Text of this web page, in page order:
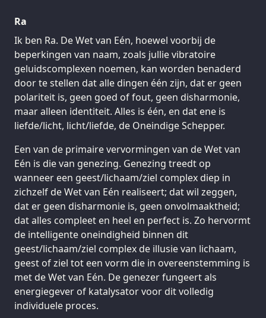
Ra
Ik ben Ra. De Wet van Eén, hoewel voorbij de
beperkingen van naam, zoals jullie vibratoire
geluidscomplexen noemen, kan worden benaderd
door te stellen dat alle dingen één zijn, dat er geen
polariteit is, geen goed of fout, geen disharmonie,
maar alleen identiteit. Alles is één, en dat ene is
liefde/licht, licht/liefde, de Oneindige Schepper.
Een van de primaire vervormingen van de Wet van
Eén is die van genezing. Genezing treedt op
wanneer een geest/lichaam/ziel complex diep in
zichzelf de Wet van Eén realiseert; dat wil zeggen,
dat er geen disharmonie is, geen onvolmaaktheid;
dat alles compleet en heel en perfect is. Zo hervormt
de intelligente oneindigheid binnen dit
geest/lichaam/ziel complex de illusie van lichaam,
geest of ziel tot een vorm die in overeenstemming is
met de Wet van Eén. De genezer fungeert als
energiegever of katalysator voor dit volledig
individuele proces.